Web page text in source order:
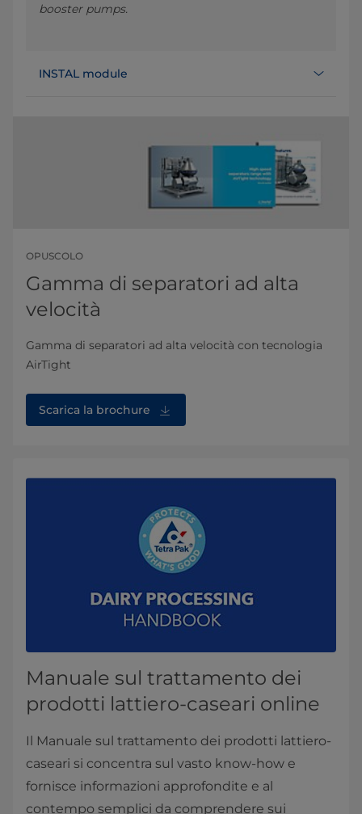
booster pumps.
INSTAL module
OPUSCOLO
Gamma di separatori ad alta
velocità
Gamma di separatori ad alta velocità con tecnologia
AirTight
Scarica la brochure
Manuale sul trattamento dei
prodotti lattiero-caseari online
Il Manuale sul trattamento dei prodotti lattiero-
caseari si concentra sul vasto know-how e
fornisce informazioni approfondite e al
contempo semplici da comprendere sui